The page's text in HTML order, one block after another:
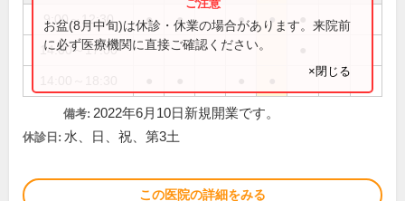
9:00～12:30 ● ● ● ●
14:00～17:00
お盆(8月中旬)は休診・休業の場合があります。来院前
に必ず医療機関に直接ご確認ください。
×閉じる
備考: 2022年6月10日新規開業です。
休診日: 水、日、祝、第3土
この医院の詳細をみる